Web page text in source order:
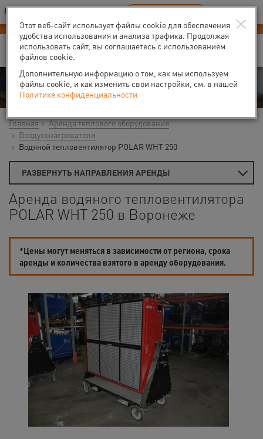
Ваш город:Воронеж
В Вашем регионе нет наших офисов RU EN
Аренда
Главная
Аренда теплового оборудования
Воздухонагреватели
Водяной тепловентилятор POLAR WHT 250
РАЗВЕРНУТЬ НАПРАВЛЕНИЯ АРЕНДЫ
Аренда водяного тепловентилятора
POLAR WHT 250 в Воронеже
*Цены могут меняться в зависимости от региона, срока
аренды и количества взятого в аренду оборудования.
×
Этот веб-сайт использует файлы cookie для обеспечения
удобства использования и анализа трафика. Продолжая
использовать сайт, вы соглашаетесь с использованием
файлов cookie.
Дополнительную информацию о том, как мы используем
файлы cookie, и как изменить свои настройки, см. в нашей
Политике конфиденциальности